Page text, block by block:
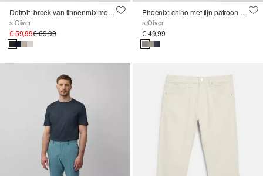
Detroit: broek van linnenmix met relaxte pasvorm
s.Oliver
€ 59,99€ 69,99
Phoenix: chino met fijn patroon en elastische tailleband
s.Oliver
€ 49,99